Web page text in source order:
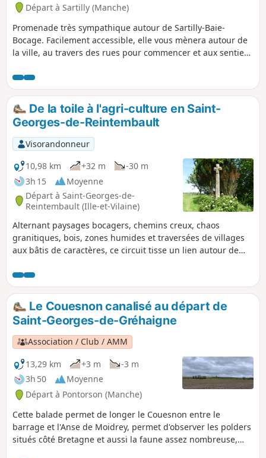
Départ à Sartilly (Manche)
Promenade très sympathique autour de Sartilly-Baie-
Bocage. Facilement accessible, elle vous mènera autour de
la ville, au travers des rues pour commencer et aux sentiers
nombreux chevaux.
De la toile à l'agri-culture en Saint-
Georges-de-Reintembault
Visorandonneur
10,98 km
+32 m
-30 m
3h 15
Moyenne
Départ à Saint-Georges-de-
Reintembault (Ille-et-Vilaine)
Alternant paysages bocagers, chemins creux, chaos
granitiques, bois, zones humides et traversées de villages
aux bâtis de caractères, ce circuit tisse un lien autour de
terres et l'exploitation agricole d'aujourd'hui. Des panneaux
d'interprétations jalonnent ce circuit.
Le Couesnon canalisé au départ de
Saint-Georges-de-Gréhaigne
Association / Club / AMM
13,29 km
+3 m
-3 m
3h 50
Moyenne
Départ à Pontorson (Manche)
Cette balade permet de longer le Couesnon entre le
barrage et l'Anse de Moidrey, permet d'observer les polders
situés côté Bretagne et aussi la faune assez nombreuse,